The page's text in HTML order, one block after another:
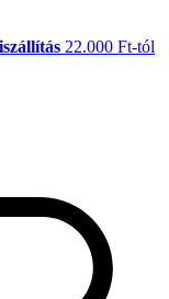
22.000 Ft-tól